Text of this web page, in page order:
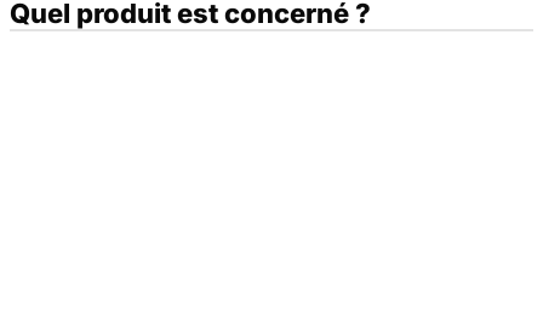
Quel produit est concerné ?